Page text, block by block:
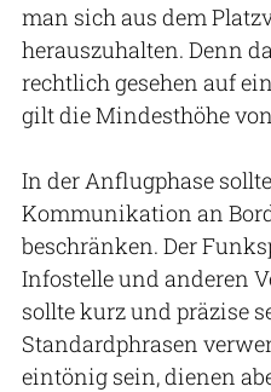
man sich aus dem
herauszuhalten. Denn
rechtlich gesehen auf
gilt die Mindesthöhe
In der Anflugphase
Kommunikation an
beschränken. Der
Infostelle und anderen
sollte kurz und präzise
Standardphrasen
eintönig sein, dienen